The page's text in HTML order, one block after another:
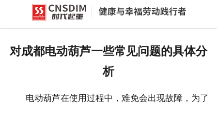
网站首页
对成都电动葫芦一些常见问题的具体分
析
电动葫芦在使用过程中，难免会出现故障，为了